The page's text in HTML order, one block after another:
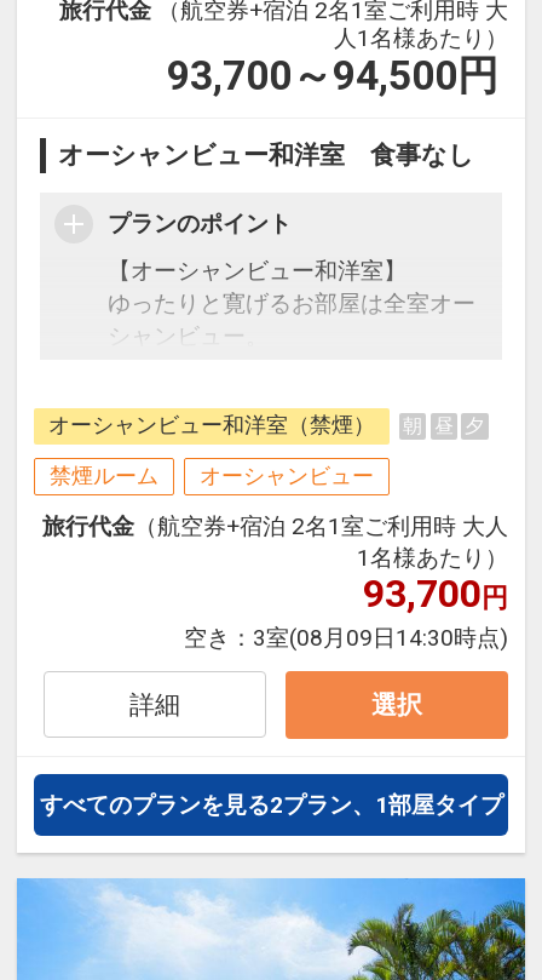
旅行代金
（航空券+宿泊 2名1室ご利用時 大
人1名様あたり）
93,700～94,500 円
オーシャンビュー和洋室 食事なし
プランのポイント
【オーシャンビュー和洋室】
ゆったりと寛げるお部屋は全室オー
シャンビュー。
地よい海風と潮の香りで癒されま
す。
グループやお子様連れのご家族での
ご利用に最適です。
オーシャンビュー和洋室（禁煙） 朝 昼 夕
禁煙ルーム オーシャンビュー
旅行代金 （航空券+宿泊 2名1室ご利用時 大人
1名様あたり）
93,700円
空き： 3室(08月09日14:30時点)
詳細 選択
すべてのプランを見る2プラン、1部屋タイプ